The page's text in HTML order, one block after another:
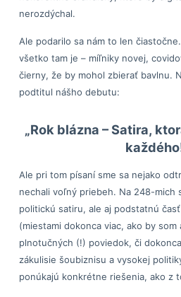
nerozdýchal.
Ale podarilo sa nám to len
všetko tam je – míľniky novej,
čierny, že by mohol zbierať bavlnu.
podtitul nášho debutu:
„Rok blázna – Satira,
Ale pri tom písaní sme sa nejako
nechali voľný priebeh. Na 248-mich
politickú satiru, ale aj podstatnú
(miestami dokonca viac, ako by
plnotučných (!) poviedok, či
zákulisie šoubiznisu a vysokej
ponúkajú konkrétne riešenia, ako z